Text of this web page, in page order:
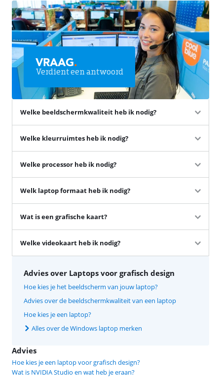
Welke beeldschermkwaliteit heb ik nodig?
Welke kleurruimtes heb ik nodig?
Welke processor heb ik nodig?
Welk laptop formaat heb ik nodig?
Wat is een grafische kaart?
Welke videokaart heb ik nodig?
VRAAG.
Verdient een antwoord
Advies over Laptops voor grafisch design
Hoe kies je het beeldscherm van jouw laptop?
Advies over de beeldschermkwaliteit van een laptop
Hoe kies je een laptop?
Alles over de Windows laptop merken
Advies
Hoe kies je een laptop voor grafisch design?
Wat is NVIDIA Studio en wat heb je eraan?